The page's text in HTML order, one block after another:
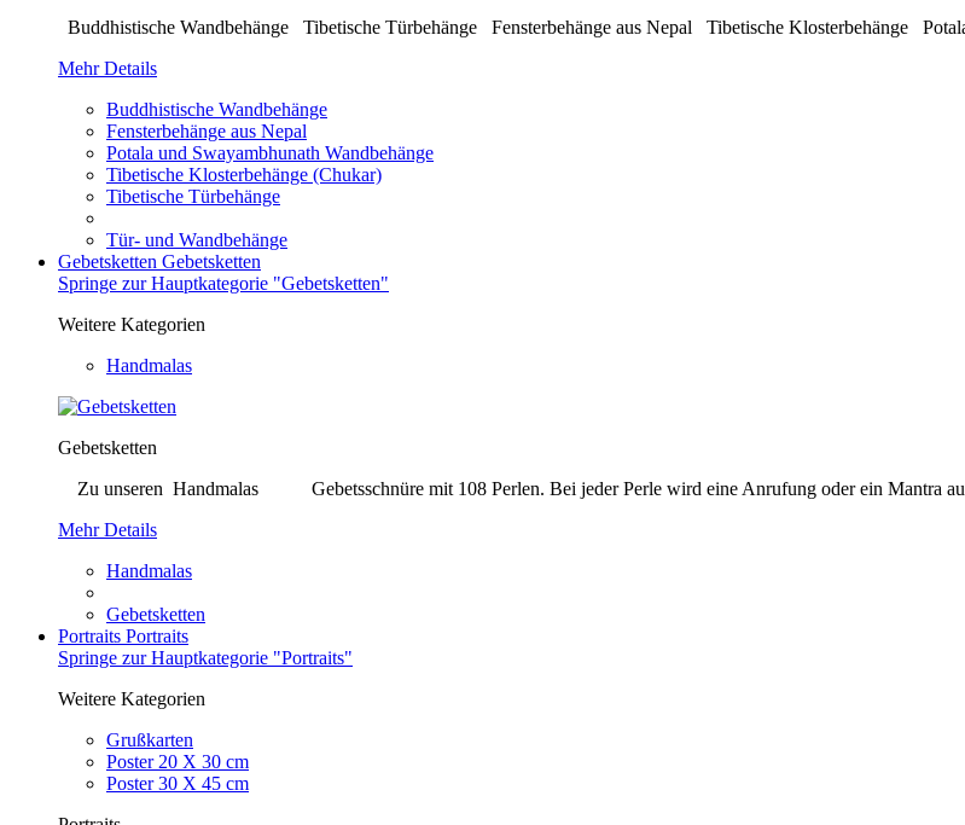
Buddhistische Wandbehänge Tibetische Türbehänge Fensterbehänge aus Nepal Tibetische Klosterbehänge
Mehr Details
Buddhistische Wandbehänge
Fensterbehänge aus Nepal
Potala und Swayambhunath Wandbehänge
Tibetische Klosterbehänge (Chukar)
Tibetische Türbehänge
Tür- und Wandbehänge
Gebetsketten Gebetsketten
Springe zur Hauptkategorie "Gebetsketten"
Weitere Kategorien
Handmalas
Gebetsketten
Zu unseren Handmalas Gebetsschnüre mit 108 Perlen. Bei jeder Perle wird eine Anrufung oder ein Mantra
Mehr Details
Handmalas
Gebetsketten
Portraits Portraits
Springe zur Hauptkategorie "Portraits"
Weitere Kategorien
Grußkarten
Poster 20 X 30 cm
Poster 30 X 45 cm